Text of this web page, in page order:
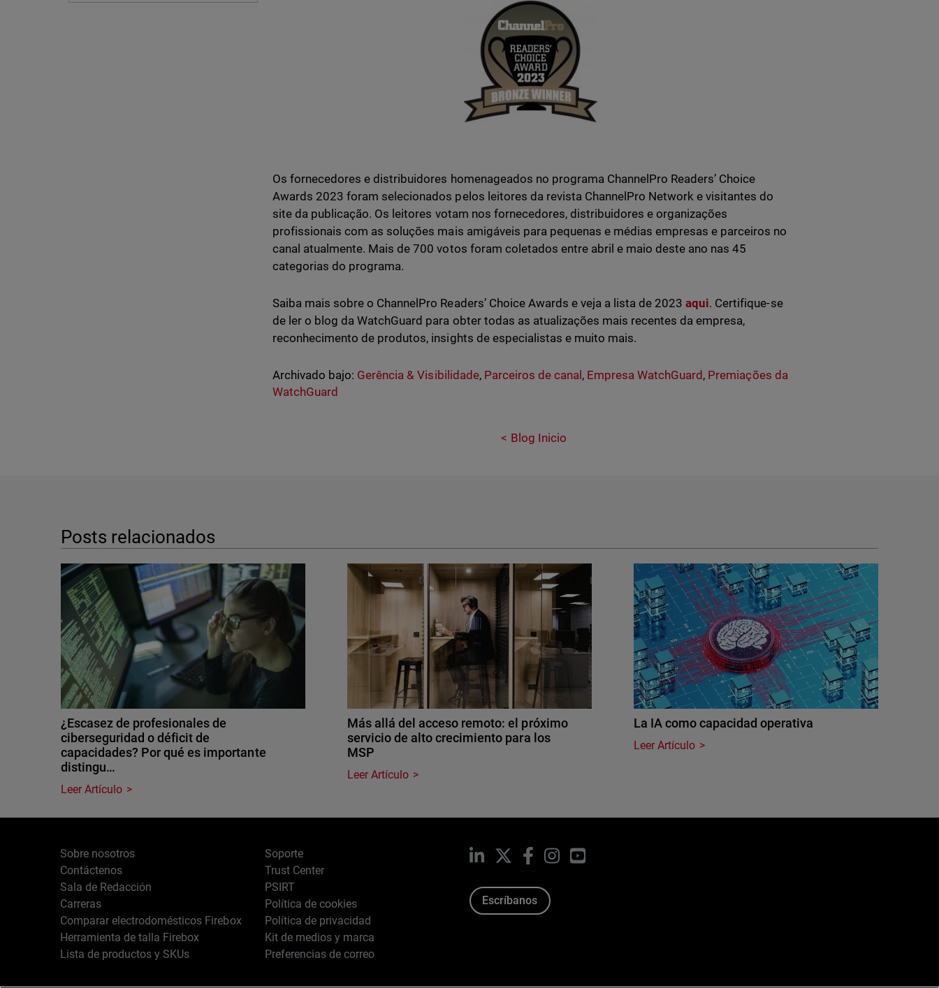
Os fornecedores e distribuidores homenageados no programa ChannelPro Readers’ Choice
Awards 2023 foram selecionados pelos leitores da revista ChannelPro Network e visitantes do
site da publicação. Os leitores votam nos fornecedores, distribuidores e organizações
profissionais com as soluções mais amigáveis para pequenas e médias empresas e parceiros no
canal atualmente. Mais de 700 votos foram coletados entre abril e maio deste ano nas 45
categorias do programa.
Saiba mais sobre o ChannelPro Readers’ Choice Awards e veja a lista de 2023aqui. Certifique-se
de ler o blog da WatchGuard para obter todas as atualizações mais recentes da empresa,
reconhecimento de produtos, insights de especialistas e muito mais.
Archivado bajo: Gerência & Visibilidade, Parceiros de canal , Empresa WatchGuard , Premiações da
WatchGuard
Blog Inicio
Posts relacionados
¿Escasez de profesionales de
ciberseguridad o déficit de
capacidades? Por qué es importante
distingu…
Leer Artículo
Más allá del acceso remoto: el próximo
servicio de alto crecimiento para los
MSP
Leer Artículo
La IA como capacidad operativa
Leer Artículo
Sobre nosotros
Contáctenos
Sala de Redacción
Carreras
Comparar electrodomésticos Firebox
Herramienta de talla Firebox
Lista de productos y SKUs
Soporte
Trust Center
PSIRT
Política de cookies
Política de privacidad
Kit de medios y marca
Preferencias de correo
LinkedIn Facebook
InstagramYouTube
Escríbanos